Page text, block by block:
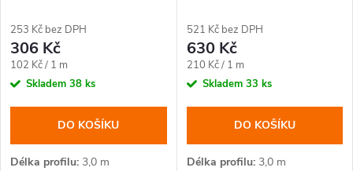
253 Kč bez DPH
306 Kč
Měrná
cena:
102 Kč / 1 m
Skladem 38 ks
DO KOŠÍKU
Délka profilu 3,0 m
521 Kč bez DPH
630 Kč
Měrná
cena:
210 Kč / 1 m
Skladem 33 ks
DO KOŠÍKU
Délka profilu3,0 m